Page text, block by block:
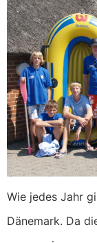
Wie jedes Jahr
Dänemark. Da